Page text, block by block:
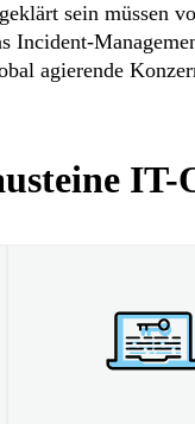
sein müssen
Incident-
agierende
IT-